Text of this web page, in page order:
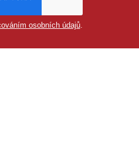
osobních údajů.